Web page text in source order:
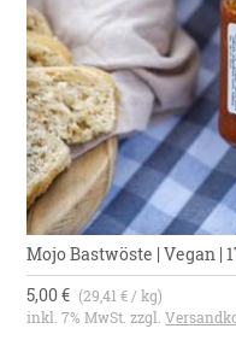
Mojo Bastwöste | Vegan |
5,00 € (29,41 € / kg)
inkl. 7% MwSt. zzgl.